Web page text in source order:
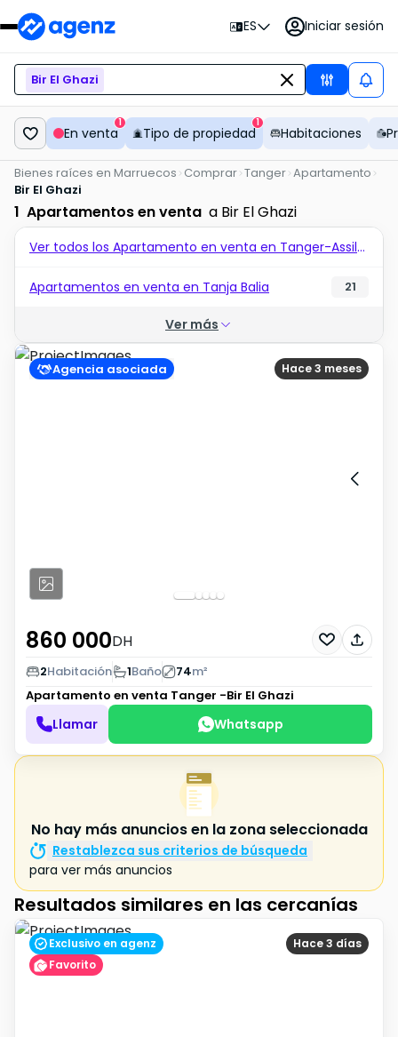
ES Iniciar sesión
Bir El Ghazi
En venta
1
Tipo de propiedad
1
Habitaciones
Bienes raíces en Marruecos Comprar Tanger Apartamento
Bir El Ghazi
1 Apartamentos en venta a Bir El Ghazi
Ver todos los Apartamento en venta en Tanger-Assilah
Apartamentos en venta en Tanja Balia 21
Ver más
Hace 3 meses
Agencia asociada
860 000DH
2Habitación 1Baño 74m²
Apartamento en venta Tanger -Bir El Ghazi
Llamar Whatsapp
No hay más anuncios en la zona seleccionada
Restablezca sus criterios de búsqueda
para ver más anuncios
Resultados similares en las cercanías
Hace 3 días
Exclusivo en agenz
Favorito